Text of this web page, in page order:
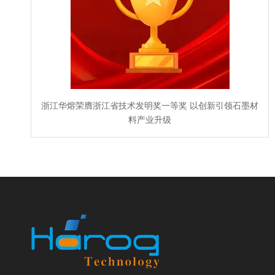
浙江华熔荣膺浙江省技术发明奖一等奖 以创新引领石墨材
料产业升级